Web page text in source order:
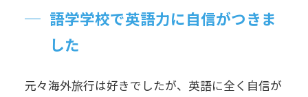
語学学校で英語力に自信がつきま
した
元々海外旅行は好きでしたが、英語に全く自信が